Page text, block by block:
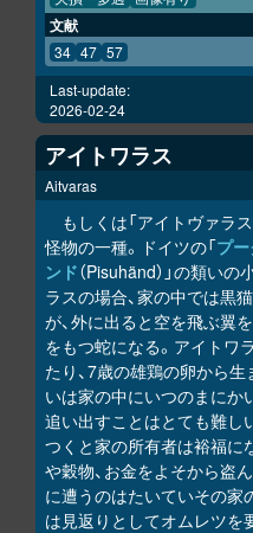
文献
34 47 57
Last-update:
2026-02-24
アイトワラス
Aitvaras
もしくは「アイトヴァラ
怪物の一種。ドイツの「プー
ンド（Pisuhänd）」の類い
ラスの場合、家の中では黒
が、外に出ると空を飛ぶ翼
をもつ蛇になる。アイトワ
たり、7歳の雄鶏の卵から
いは家の中にいつのまにか
追い出すことはとても難し
つくと家の所有者は裕福に
や穀物、お金をよそから盗
に遭うのはたいていその家
は見返りとしてオムレツを